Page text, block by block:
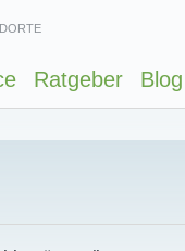
Ratgeber Blog